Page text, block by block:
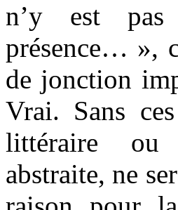
n’y est pas
présence… »,
de jonction
Vrai. Sans
littéraire ou
abstraite, ne